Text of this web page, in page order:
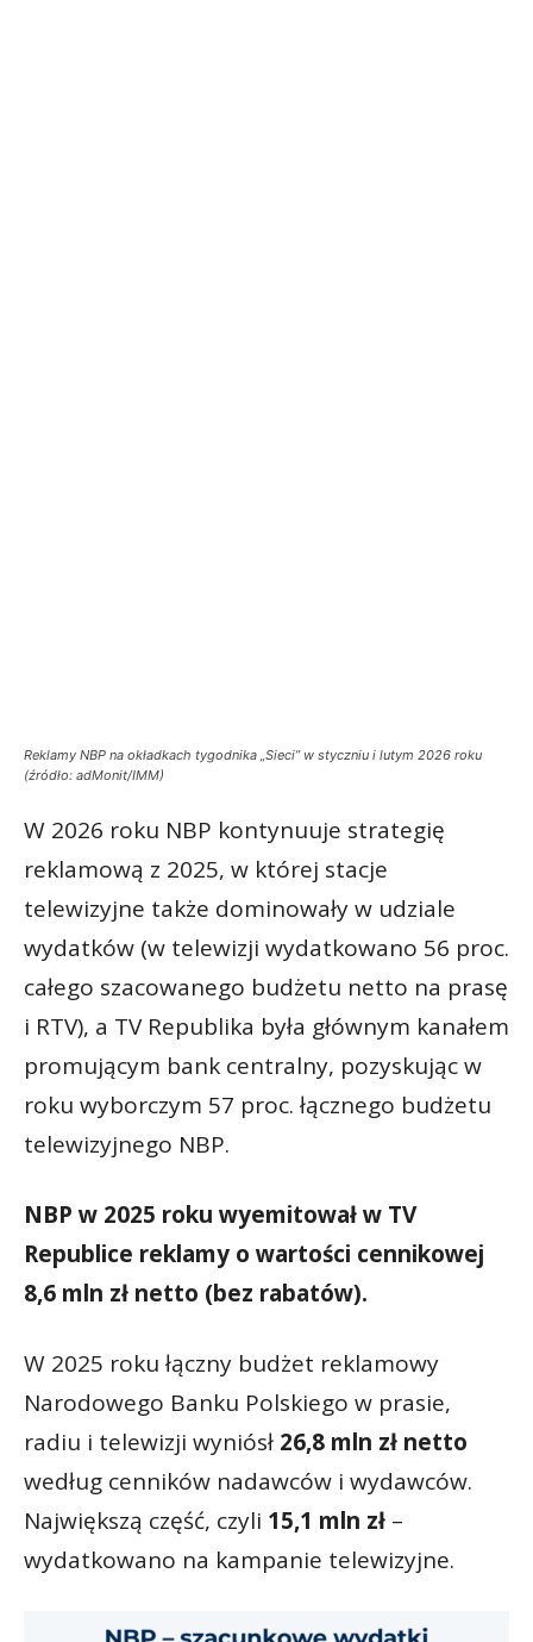
Reklamy NBP na okładkach tygodnika „Sieci” w styczniu i lutym 2026 roku
(źródło: adMonit/IMM)
W 2026 roku NBP kontynuuje strategię
reklamową z 2025, w której stacje
telewizyjne także dominowały w udziale
wydatków (w telewizji wydatkowano 56 proc.
całego szacowanego budżetu netto na prasę
i RTV), a TV Republika była głównym kanałem
promującym bank centralny, pozyskując w
roku wyborczym 57 proc. łącznego budżetu
telewizyjnego NBP.
NBP w 2025 roku wyemitował w TV
Republice reklamy o wartości cennikowej
8,6 mln zł netto (bez rabatów).
W 2025 roku łączny budżet reklamowy
Narodowego Banku Polskiego w prasie,
radiu i telewizji wyniósł 26,8 mln zł netto
według cenników nadawców i wydawców.
Największą część, czyli 15,1 mln zł –
wydatkowano na kampanie telewizyjne.